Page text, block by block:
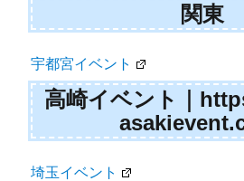
関東
宇都宮イベント
高崎イベント｜
埼玉イベント